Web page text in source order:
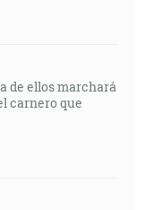
de ellos marchará
carnero que